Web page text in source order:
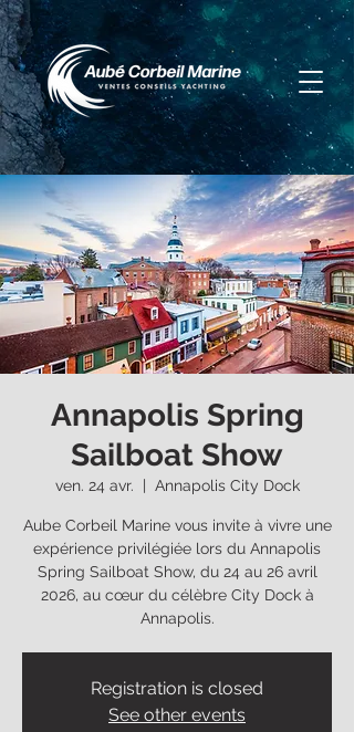
Annapolis Spring
Sailboat Show
ven. 24 avr. Annapolis City Dock
Aube Corbeil Marine vous invite à vivre une
expérience privilégiée lors du Annapolis
Spring Sailboat Show, du 24 au 26 avril
2026, au cœur du célèbre City Dock à
Annapolis.
Registration is closed
See other events